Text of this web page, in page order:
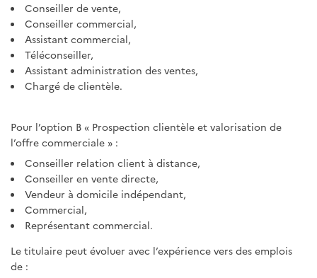
Conseiller de vente,
Conseiller commercial,
Assistant commercial,
Téléconseiller,
Assistant administration des ventes,
Chargé de clientèle.
Pour l’option B « Prospection clientèle et valorisation de
l’offre commerciale » :
Conseiller relation client à distance,
Conseiller en vente directe,
Vendeur à domicile indépendant,
Commercial,
Représentant commercial.
Le titulaire peut évoluer avec l’expérience vers des emplois
de :